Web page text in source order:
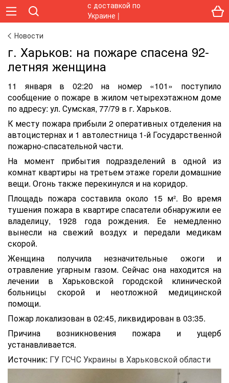
Новости
г. Харьков: на пожаре спасена 92-
летняя женщина
11 января в 02:20 на номер «101» поступило
сообщение о пожаре в жилом четырехэтажном доме
по адресу: ул. Сумская, 77/79 в г. Харьков.
К месту пожара прибыли 2 оперативных отделения на
автоцистернах и 1 автолестница 1-й Государственной
пожарно-спасательной части.
На момент прибытия подразделений в одной из
комнат квартиры на третьем этаже горели домашние
вещи. Огонь также перекинулся и на коридор.
Площадь пожара составила около 15 м². Во время
тушения пожара в квартире спасатели обнаружили ее
владелицу, 1928 года рождения. Ее немедленно
вынесли на свежий воздух и передали медикам
скорой.
Женщина получила незначительные ожоги и
отравление угарным газом. Сейчас она находится на
лечении в Харьковской городской клинической
больницы скорой и неотложной медицинской
помощи.
Пожар локализован в 02:45, ликвидирован в 03:35.
Причина возникновения пожара и ущерб
устанавливается.
Источник: ГУ ГСЧС Украины в Харьковской области